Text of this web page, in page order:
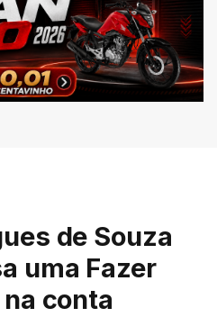
de Souza
uma Fazer
na conta